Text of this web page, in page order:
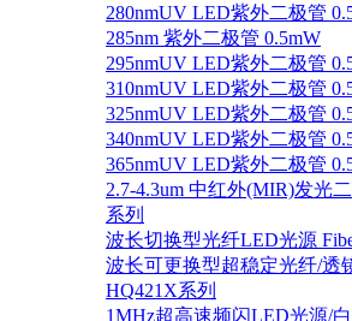
280nmUV LED紫外二极管
285nm 紫外二极管 0.5mW
295nmUV LED紫外二极管
310nmUV LED紫外二极管
325nmUV LED紫外二极管
340nmUV LED紫外二极管
365nmUV LED紫外二极管
2.7-4.3um 中红外(MIR)发光
系列
波长切换型光纤LED光源
波长可更换型超稳定光纤/透
HQ421X系列
1MHz超高速频闪LED光源/